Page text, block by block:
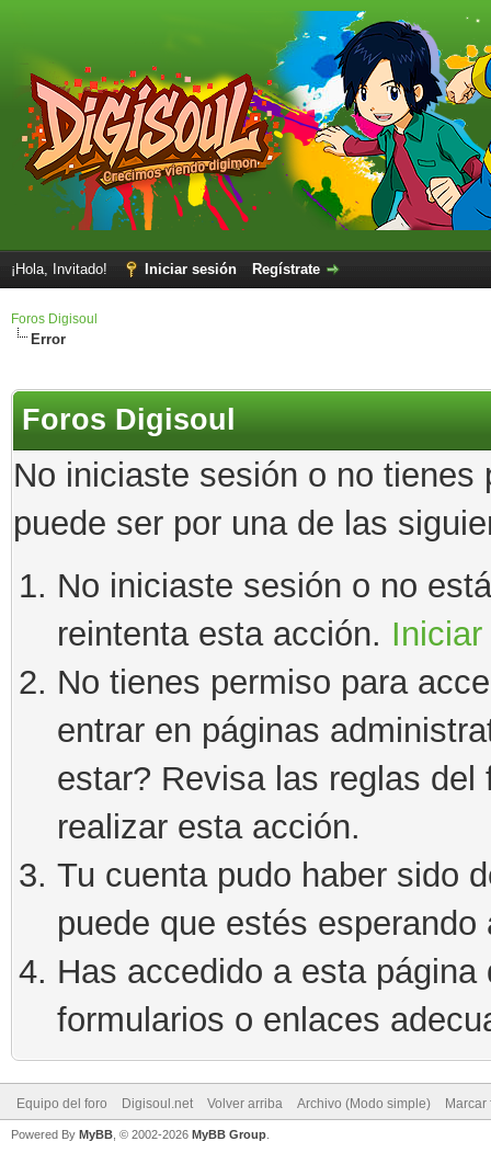
¡Hola, Invitado! Iniciar sesión Regístrate
Foros Digisoul
Error
Foros Digisoul
No iniciaste sesión o no
puede ser por una de las
No iniciaste sesión o no
reintenta esta acción.
No tienes permiso para
entrar en páginas
estar? Revisa las reglas
realizar esta acción.
Tu cuenta pudo haber sido
puede que estés esperando
Has accedido a esta
formularios o enlaces
Equipo del foro Digisoul.net Volver arriba Archivo (Modo simple)
Powered By MyBB , © 2002-2026 MyBB Group